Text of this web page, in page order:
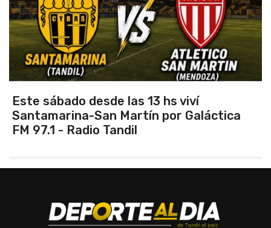
Vuelve el torneo oficial de hockey